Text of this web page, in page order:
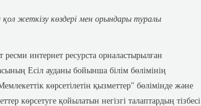
жеткізу көздері мен орындары туралы
ресми интернет ресурста орналастырылған
Есіл ауданы бойынша білім бөлімінің
көрсетілетін қызметтер" бөлімінде және
көрсетуге қойылатын негізгі талаптардың тізбесі